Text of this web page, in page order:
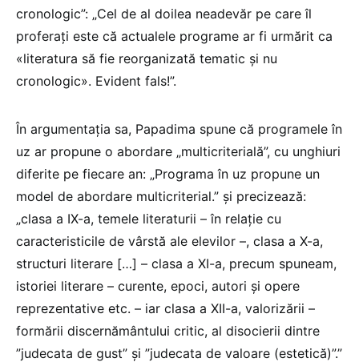
cronologic”: „Cel de al doilea neadevăr pe care îl
proferați este că actualele programe ar fi urmărit ca
«literatura să fie reorganizată tematic și nu
cronologic». Evident fals!”.
În argumentația sa, Papadima spune că programele în
uz ar propune o abordare „multicriterială”, cu unghiuri
diferite pe fiecare an: „Programa în uz propune un
model de abordare multicriterial.” și precizează:
„clasa a IX-a, temele literaturii – în relație cu
caracteristicile de vârstă ale elevilor –, clasa a X-a,
structuri literare […] – clasa a XI-a, precum spuneam,
istoriei literare – curente, epoci, autori și opere
reprezentative etc. – iar clasa a XII-a, valorizării –
formării discernământului critic, al disocierii dintre
”judecata de gust” și ”judecata de valoare (estetică)”.”